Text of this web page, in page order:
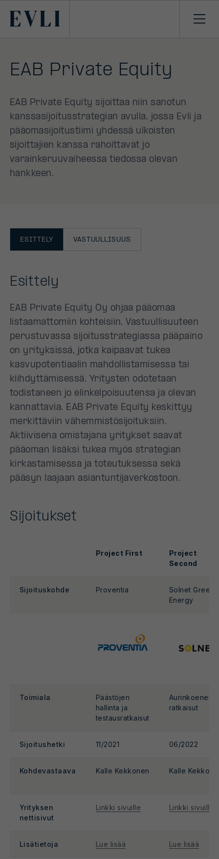
Primary
Avaa
EAB Private Equity
EAB Private Equity sijoittaa niin sanotun
kanssasijoitusstrategian avulla, jossa Evli ja
pääomasijoitustiimi yhdessä ulkoisten
sijoittajien kanssa rahoittavat jo
varainkeruuvaiheessa tiedossa olevan
hankkeen.
ESITTELY VASTUULLISUUS
Esittely
EAB Private Equity Oy ohjaa pääomaa
listaamattomiin kohteisiin. Vastuullisuuteen
perustuvassa sijoitusstrategiassa pääpaino
on yrityksissä, jotka kaipaavat tukea
kasvupotentiaalin mahdollistamisessa tai
kiihdyttämisessä. Yritysten odotetaan
todistaneen jo elinkelpoisuutensa ja olevan
kannattavia. EAB Private Equity keskittyy
merkittäviin vähemmistösijoituksiin.
Aktiivisena omistajana yritykset saavat
pääoman lisäksi tukea myös strategian
kirkastamisessa ja toteutuksessa sekä
pääsyn laajaan asiantuntijaverkostoon.
Sijoitukset
Project First
Project
Second
Sijoituskohde Proventia
Solnet Green
Energy
Toimiala
Päästöjen
hallinta ja
testausratkaisut
ratkaisut
Sijoitushetki 11/2021 06/2022
Kohdevastaava Kalle Kekkonen Kalle
Yrityksen
nettisivut
Linkki sivuille Linkki sivuille
Lisätietoja Lue lisää Lue lisää